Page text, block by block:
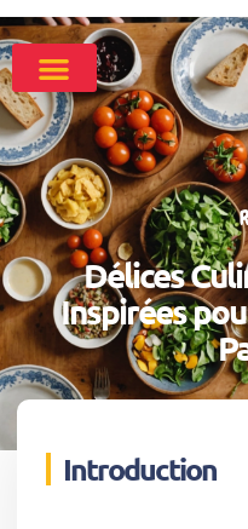
Délices
Inspirées
Introduction